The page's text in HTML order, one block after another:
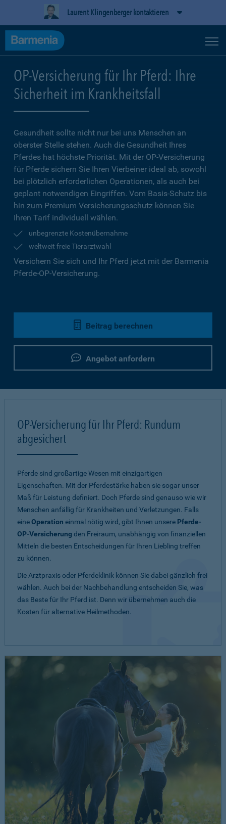
Laurent Klingenberger kontaktieren
OP-Versicherung für Ihr Pferd: Ihre
Sicherheit im Krankheitsfall
Gesundheit sollte nicht nur bei uns Menschen an
oberster Stelle stehen. Auch die Gesundheit Ihres
Pferdes hat höchste Priorität. Mit der OP-Versicherung
für Pferde sichern Sie Ihren Vierbeiner ideal ab, sowohl
bei plötzlich erforderlichen Operationen, als auch bei
geplant notwendigen Eingriffen. Vom Basis-Schutz bis
hin zum Premium Versicherungsschutz können Sie
Ihren Tarif individuell wählen.
unbegrenzte Kostenübernahme
weltweit freie Tierarztwahl
Versichern Sie sich und Ihr Pferd jetzt mit der Barmenia
Pferde-OP-Versicherung.
Beitrag berechnen
Angebot anfordern
OP-Versicherung für Ihr Pferd: Rundum
abgesichert
Pferde sind großartige Wesen mit einzigartigen
Eigenschaften. Mit der Pferdestärke haben sie sogar unser
Maß für Leistung definiert. Doch Pferde sind genauso wie wir
Menschen anfällig für Krankheiten und Verletzungen. Falls
eineOperation einmal nötig wird, gibt Ihnen unsere Pferde-
OP-Versicherung den Freiraum, unabhängig von finanziellen
Mitteln die besten Entscheidungen für Ihren Liebling treffen
zu können.
Die Arztpraxis oder Pferdeklinik können Sie dabei gänzlich frei
wählen. Auch bei der Nachbehandlung entscheiden Sie, was
das Beste für Ihr Pferd ist. Denn wir übernehmen auch die
Kosten für alternative Heilmethoden.